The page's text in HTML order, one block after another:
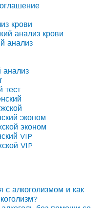
крови
анализ крови
анализ
анализ
тест
эконом
эконом
VIP
VIP
с алкоголизмом и как